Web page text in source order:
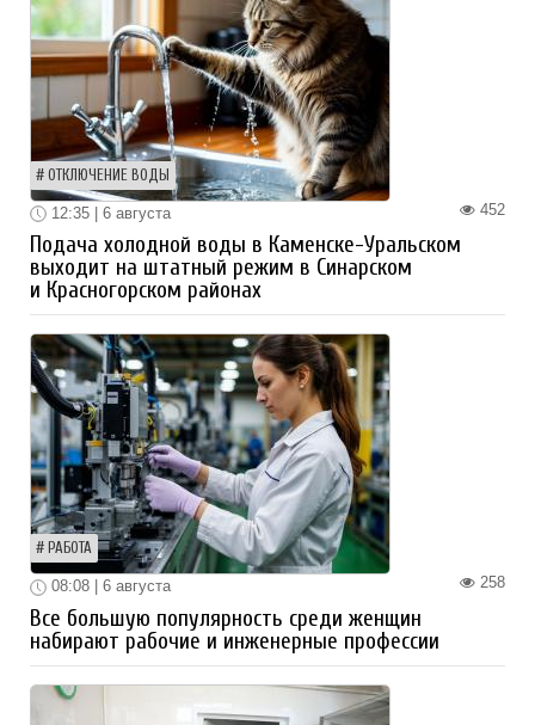
ОТКЛЮЧЕНИЕ ВОДЫ
452
12:35 | 6 августа
Подача холодной воды в Каменске-Уральском
выходит на штатный режим в Синарском
и Красногорском районах
РАБОТА
258
08:08 | 6 августа
Все большую популярность среди женщин
набирают рабочие и инженерные профессии